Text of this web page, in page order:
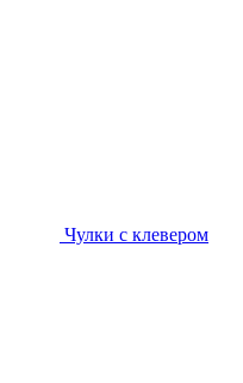
Чулки с клевером